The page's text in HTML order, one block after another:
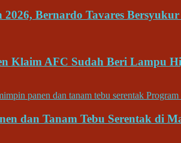
2026, Bernardo Tavares
Klaim AFC Sudah Beri Lampu
dan Tanam Tebu Serentak di